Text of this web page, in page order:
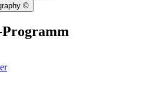
©